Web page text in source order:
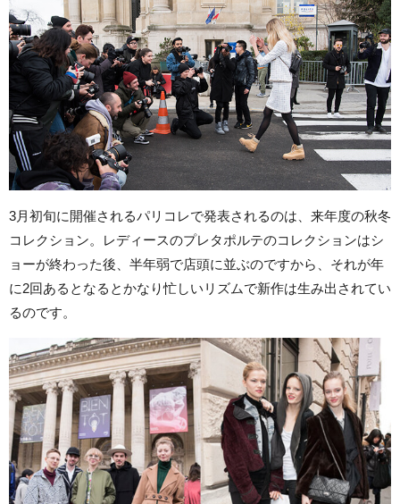
3月初旬に開催されるパリコレで発表されるのは、来年度の秋冬
コレクション。レディースのプレタポルテのコレクションはシ
ョーが終わった後、半年弱で店頭に並ぶのですから、それが年
に2回あるとなるとかなり忙しいリズムで新作は生み出されてい
るのです。